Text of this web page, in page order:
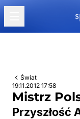
Przejdź do treści
Świat
19.11.2012 17:58
Mistrz
Przyszłość